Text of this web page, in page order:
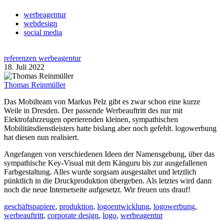
werbeagentur
webdesign
social media
referenzen werbeagentur
18. Juli 2022
Thomas Reinmüller
Das Mobilteam von Markus Pelz gibt es zwar schon eine kurze
Weile in Dresden. Der passende Werbeauftritt des nur mit
Elektrofahrzeugen operierenden kleinen, sympathischen
Mobilitätsdienstleisters hatte bislang aber noch gefehlt. logowerbung
hat diesen nun realisiert.
Angefangen von verschiedenen Ideen der Namensgebung, über das
sympathische Key-Visual mit dem Känguru bis zur ausgefallenen
Farbgestaltung. Alles wurde sorgsam ausgestaltet und letztlich
pünktlich in die Druckproduktion übergeben. Als letztes wird dann
noch die neue Internetseite aufgesetzt. Wir freuen uns drauf!
geschäftspapiere, produktion, logoentwicklung, logowerbung,
werbeauftritt, corporate design, logo, werbeagentur